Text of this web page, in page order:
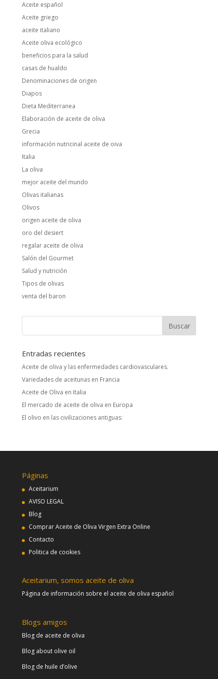
Aceite español
Aceite griego
aceite italiano
Aceite oliva ecológico
beneficios para la salud
casas de hualdo
Denominaciones de origen
Diapos
Dieta Mediterranea
Elaboración de aceite de oliva
Grecia
información nutricinal aceite de oiva
Italia
La oliva
mejor aceite del mundo
Olivas italianas
Olivos
origen aceite de oliva
oro del desiert
regalar aceite de oliva
Salón del Gourmet
Salud y nutrición
Tipos de olivas
venta del baron
Entradas recientes
Aceite de oliva y las enfermedades cardiovasculares.
Variedades de aceitunas en Francia
Aceite de Oliva en Italia
El mercado de aceite de oliva en Europa
El olivo en las civilizaciones antiguas:
Páginas
Aceitarium
AVISO LEGAL
Blog
Comprar Aceite de Oliva Virgen Extra Online
Contacto
Politica de cookies
Aceitarium, somos aceite de oliva
Página de información sobre el aceite de oliva español
Blogs amigos
Blog de aceite de oliva
Blog about olive oil
Blog de huile d’olive